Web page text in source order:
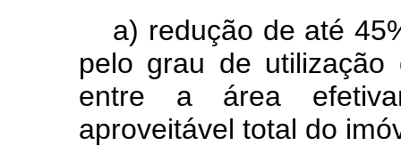
a) redução de até
pelo grau de
entre a área
aproveitável total do